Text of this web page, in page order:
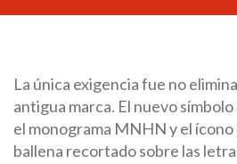
La única exigencia fue no
antigua marca. El nuevo
el monograma MNHN y el
ballena recortado sobre las